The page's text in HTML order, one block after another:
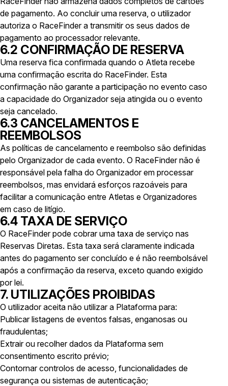
de pagamento. Ao concluir uma reserva, o utilizador
autoriza o RaceFinder a transmitir os seus dados de
pagamento ao processador relevante.
6.2 CONFIRMAÇÃO DE RESERVA
Uma reserva fica confirmada quando o Atleta recebe
uma confirmação escrita do RaceFinder. Esta
confirmação não garante a participação no evento caso
a capacidade do Organizador seja atingida ou o evento
seja cancelado.
6.3 CANCELAMENTOS E
REEMBOLSOS
As políticas de cancelamento e reembolso são definidas
pelo Organizador de cada evento. O RaceFinder não é
responsável pela falha do Organizador em processar
reembolsos, mas envidará esforços razoáveis para
facilitar a comunicação entre Atletas e Organizadores
em caso de litígio.
6.4 TAXA DE SERVIÇO
O RaceFinder pode cobrar uma taxa de serviço nas
Reservas Diretas. Esta taxa será claramente indicada
antes do pagamento ser concluído e é não reembolsável
após a confirmação da reserva, exceto quando exigido
por lei.
7. UTILIZAÇÕES PROIBIDAS
O utilizador aceita não utilizar a Plataforma para:
Publicar listagens de eventos falsas, enganosas ou
fraudulentas;
Extrair ou recolher dados da Plataforma sem
consentimento escrito prévio;
Contornar controlos de acesso, funcionalidades de
segurança ou sistemas de autenticação;